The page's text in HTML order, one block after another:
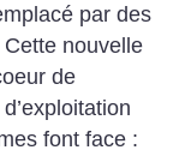
par des
nouvelle
de
font face :